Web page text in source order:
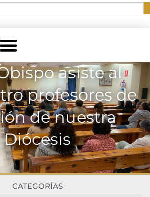
asiste al
profesores de
de nuestra
Diócesis
CATEGORÍAS